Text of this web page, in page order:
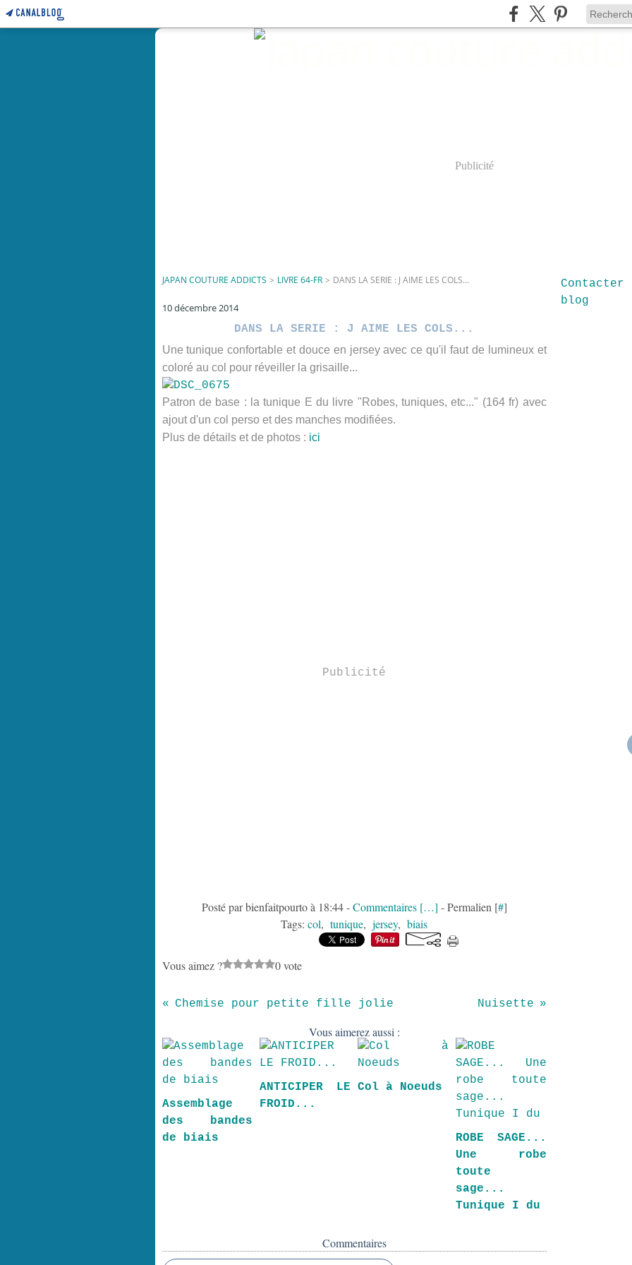
Publicité
JAPAN COUTURE ADDICTS > LIVRE 64-FR > DANS LA SERIE : J AIME LES COLS...
10 décembre 2014
DANS LA SERIE : J AIME LES COLS...
Une tunique confortable et douce en jersey avec ce qu'il faut de lumineux et
coloré au col pour réveiller la grisaille...
Patron de base : la tunique E du livre "Robes, tuniques, etc..." (164 fr) avec
ajout d'un col perso et des manches modifiées.
Plus de détails et de photos : ici
Publicité
Posté par bienfaitpourto à 18:44 -Commentaires […] - Permalien [#]
Tags: col, tunique, jersey, biais
Vous aimez ? 0 vote
Chemise pour petite fille jolie Nuisette
Vous aimerez aussi :
Assemblage
des bandes
de biais
ANTICIPER LE
FROID...
Col à Noeuds
ROBE SAGE...
Une robe
toute
sage...
Tunique I du
Commentaires
blog